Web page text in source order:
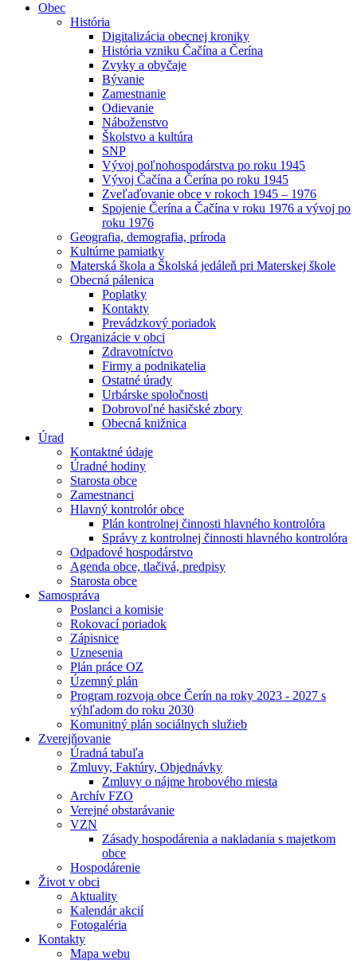
Obec
História
Digitalizácia obecnej kroniky
História vzniku Čačína a Čerína
Zvyky a obyčaje
Bývanie
Zamestnanie
Odievanie
Náboženstvo
Školstvo a kultúra
SNP
Vývoj poľnohospodárstva po roku 1945
Vývoj Čačína a Čerína po roku 1945
Zveľaďovanie obce v rokoch 1945 – 1976
Spojenie Čerína a Čačína v roku 1976 a vývoj po
roku 1976
Geografia, demografia, príroda
Kultúrne pamiatky
Materská škola a Školská jedáleň pri Materskej škole
Obecná pálenica
Poplatky
Kontakty
Prevádzkový poriadok
Organizácie v obci
Zdravotníctvo
Firmy a podnikatelia
Ostatné úrady
Urbárske spoločnosti
Dobrovoľné hasičské zbory
Obecná knižnica
Úrad
Kontaktné údaje
Úradné hodiny
Starosta obce
Zamestnanci
Hlavný kontrolór obce
Plán kontrolnej činnosti hlavného kontrolóra
Správy z kontrolnej činnosti hlavného kontrolóra
Odpadové hospodárstvo
Agenda obce, tlačivá, predpisy
Starosta obce
Samospráva
Poslanci a komisie
Rokovací poriadok
Zápisnice
Uznesenia
Plán práce OZ
Územný plán
Program rozvoja obce Čerín na roky 2023 - 2027 s
výhľadom do roku 2030
Komunitný plán sociálnych služieb
Zverejňovanie
Úradná tabuľa
Zmluvy, Faktúry, Objednávky
Zmluvy o nájme hrobového miesta
Archív FZO
Verejné obstarávanie
VZN
Zásady hospodárenia a nakladania s majetkom
obce
Hospodárenie
Život v obci
Aktuality
Kalendár akcií
Fotogaléria
Kontakty
Mapa webu